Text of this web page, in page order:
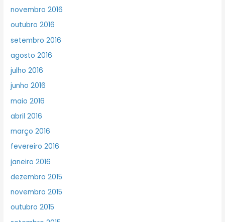
novembro 2016
outubro 2016
setembro 2016
agosto 2016
julho 2016
junho 2016
maio 2016
abril 2016
março 2016
fevereiro 2016
janeiro 2016
dezembro 2015
novembro 2015
outubro 2015